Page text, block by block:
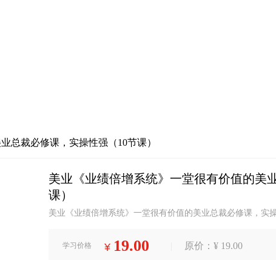
总裁必修课，实操性强（10节课）
美业《业绩倍增系统》一堂很有价值的美
课）
美业《业绩倍增系统》一堂很有价值的美业总裁必修课，实
学习价格 ¥ 19.00 原价：¥ 19.00